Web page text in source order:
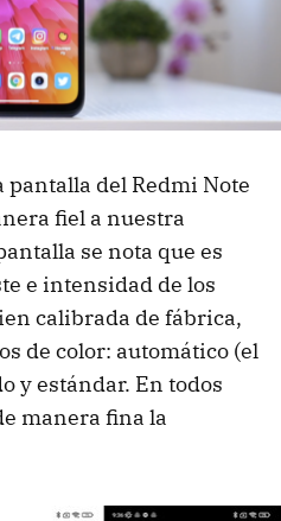
pantalla del Redmi Note
fiel a nuestra
se nota que es
e intensidad de los
calibrada de fábrica,
de color: automático (el
y estándar. En todos
manera fina la